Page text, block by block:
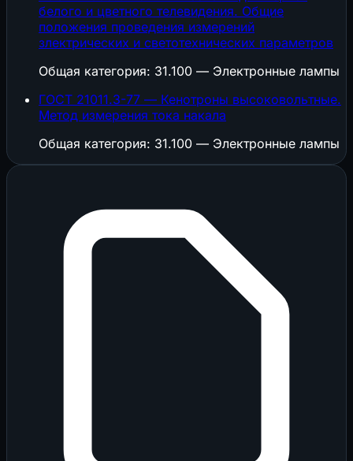
белого и цветного телевидения. Общие
положения проведения измерений
злектрических и светотехнических параметров
Общая категория: 31.100 — Электронные лампы
ГОСТ 21011.3-77 — Кенотроны высоковольтные.
Метод измерения тока накала
Общая категория: 31.100 — Электронные лампы